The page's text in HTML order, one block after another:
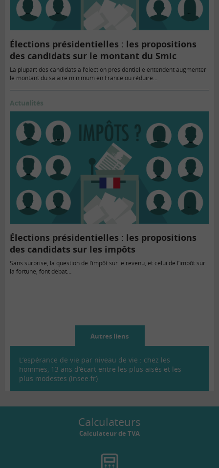
Élections présidentielles : les propositions
des candidats sur le montant du Smic
La plupart des candidats à l’élection présidentielle entendent augmenter
le montant du salaire minimum en France ou réduire…
Actualités
Élections présidentielles : les propositions
des candidats sur les impôts
Sans surprise, la question de l’impôt sur le revenu, et celui de l’impôt sur
la fortune, font débat…
Autres liens
L’espérance de vie par niveau de vie : chez les
hommes, 13 ans d’écart entre les plus aisés et les
plus modestes (insee.fr)
Calculateurs
Calculateur de TVA